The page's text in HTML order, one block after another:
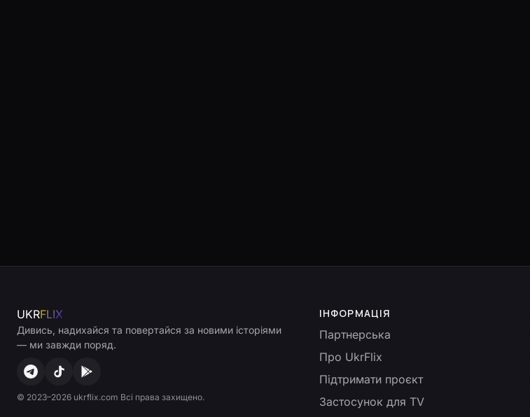
UKRFLIX
Дивись, надихайся та повертайся за новими історіями
— ми завжди поряд.
© 2023–2026 ukrflix.com Всі права захищено.
ІНФОРМАЦІЯ
Партнерська
Про UkrFlix
Підтримати проєкт
Застосунок для TV